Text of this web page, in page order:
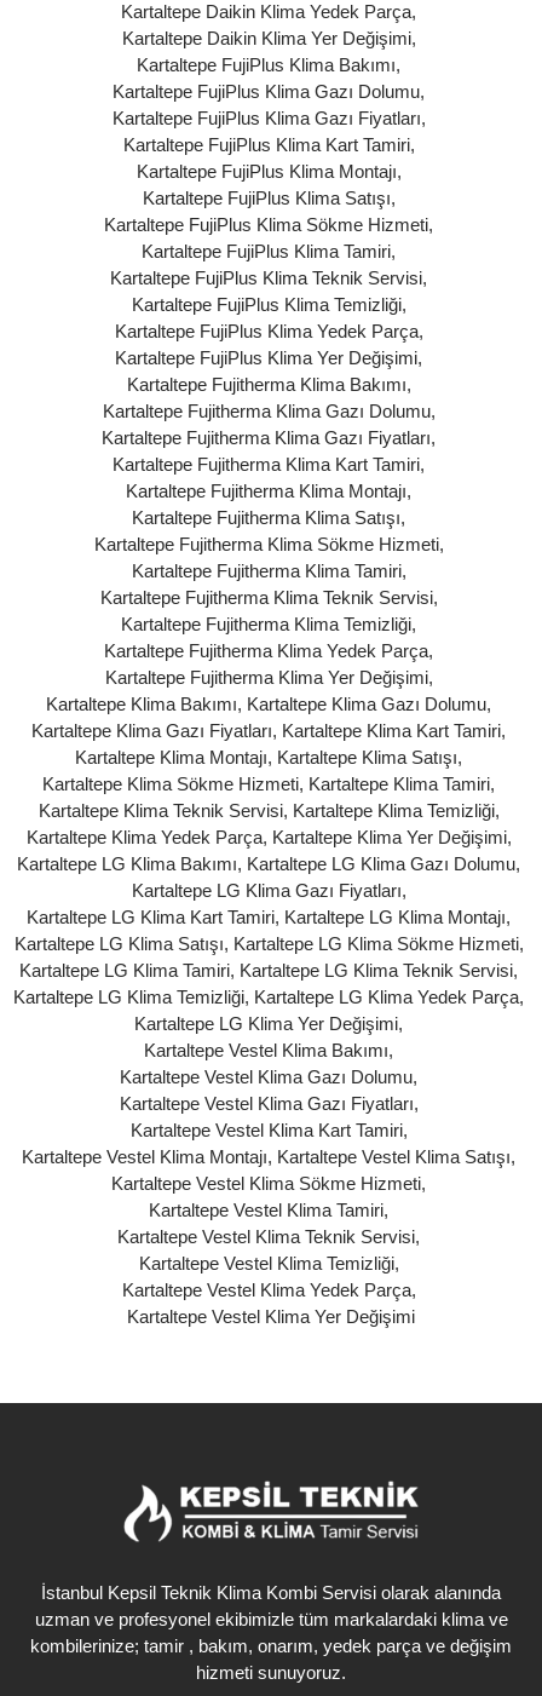
Kartaltepe Daikin Klima Yedek Parça,
Kartaltepe Daikin Klima Yer Değişimi,
Kartaltepe FujiPlus Klima Bakımı,
Kartaltepe FujiPlus Klima Gazı Dolumu,
Kartaltepe FujiPlus Klima Gazı Fiyatları,
Kartaltepe FujiPlus Klima Kart Tamiri,
Kartaltepe FujiPlus Klima Montajı,
Kartaltepe FujiPlus Klima Satışı,
Kartaltepe FujiPlus Klima Sökme Hizmeti,
Kartaltepe FujiPlus Klima Tamiri,
Kartaltepe FujiPlus Klima Teknik Servisi,
Kartaltepe FujiPlus Klima Temizliği,
Kartaltepe FujiPlus Klima Yedek Parça,
Kartaltepe FujiPlus Klima Yer Değişimi,
Kartaltepe Fujitherma Klima Bakımı,
Kartaltepe Fujitherma Klima Gazı Dolumu,
Kartaltepe Fujitherma Klima Gazı Fiyatları,
Kartaltepe Fujitherma Klima Kart Tamiri,
Kartaltepe Fujitherma Klima Montajı,
Kartaltepe Fujitherma Klima Satışı,
Kartaltepe Fujitherma Klima Sökme Hizmeti,
Kartaltepe Fujitherma Klima Tamiri,
Kartaltepe Fujitherma Klima Teknik Servisi,
Kartaltepe Fujitherma Klima Temizliği,
Kartaltepe Fujitherma Klima Yedek Parça,
Kartaltepe Fujitherma Klima Yer Değişimi,
Kartaltepe Klima Bakımı, Kartaltepe Klima Gazı Dolumu,
Kartaltepe Klima Gazı Fiyatları, Kartaltepe Klima Kart Tamiri,
Kartaltepe Klima Montajı, Kartaltepe Klima Satışı,
Kartaltepe Klima Sökme Hizmeti, Kartaltepe Klima Tamiri,
Kartaltepe Klima Teknik Servisi, Kartaltepe Klima Temizliği,
Kartaltepe Klima Yedek Parça, Kartaltepe Klima Yer Değişimi,
Kartaltepe LG Klima Bakımı, Kartaltepe LG Klima Gazı Dolumu,
Kartaltepe LG Klima Gazı Fiyatları,
Kartaltepe LG Klima Kart Tamiri, Kartaltepe LG Klima Montajı,
Kartaltepe LG Klima Satışı, Kartaltepe LG Klima Sökme Hizmeti,
Kartaltepe LG Klima Tamiri, Kartaltepe LG Klima Teknik Servisi,
Kartaltepe LG Klima Temizliği, Kartaltepe LG Klima Yedek Parça,
Kartaltepe LG Klima Yer Değişimi,
Kartaltepe Vestel Klima Bakımı,
Kartaltepe Vestel Klima Gazı Dolumu,
Kartaltepe Vestel Klima Gazı Fiyatları,
Kartaltepe Vestel Klima Kart Tamiri,
Kartaltepe Vestel Klima Montajı, Kartaltepe Vestel Klima Satışı,
Kartaltepe Vestel Klima Sökme Hizmeti,
Kartaltepe Vestel Klima Tamiri,
Kartaltepe Vestel Klima Teknik Servisi,
Kartaltepe Vestel Klima Temizliği,
Kartaltepe Vestel Klima Yedek Parça,
Kartaltepe Vestel Klima Yer Değişimi
İstanbul Kepsil Teknik Klima Kombi Servisi olarak alanında
uzman ve profesyonel ekibimizle tüm markalardaki klima ve
kombilerinize; tamir , bakım, onarım, yedek parça ve değişim
hizmeti sunuyoruz.